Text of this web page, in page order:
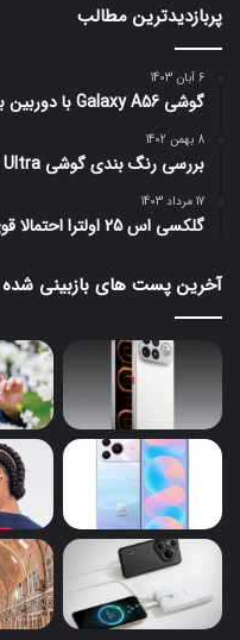
پربازدیدترین مطالب
6 آبان 1403
گوشی Galaxy A56 با دوربین بهتر همراه است
8 بهمن 1402
بررسی رنگ بندی گوشی Galaxy S24 Ultra؛ کدام رنگ را بخریم
17 مرداد 1403
گلکسی اس 25 اولترا احتمالا قوی تر از آیفون 16 پرو است
آخرین پست های بازبینی شده